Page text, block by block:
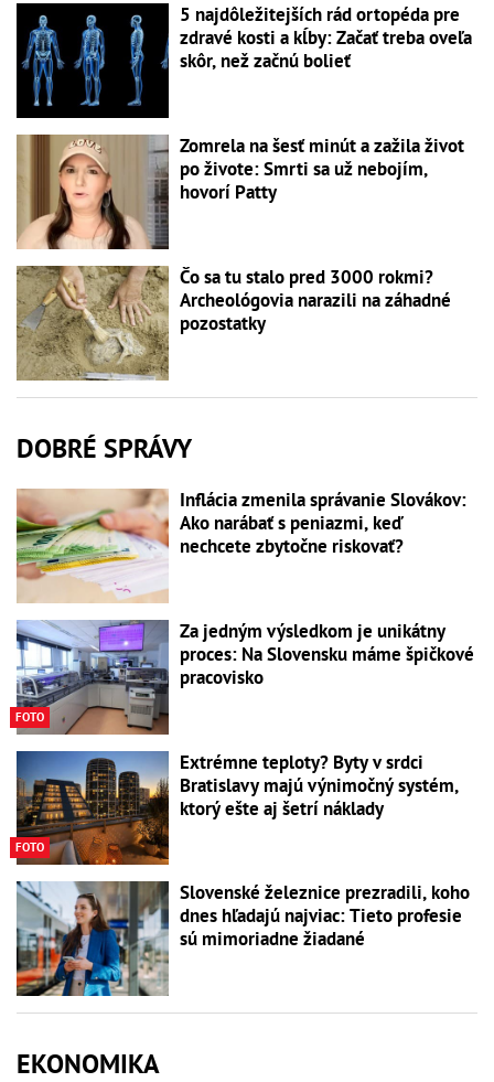
5 najdôležitejších rád ortopéda pre
zdravé kosti a kĺby: Začať treba oveľa
skôr, než začnú bolieť
Zomrela na šesť minút a zažila život
po živote: Smrti sa už nebojím,
hovorí Patty
Čo sa tu stalo pred 3000 rokmi?
Archeológovia narazili na záhadné
pozostatky
DOBRÉ SPRÁVY
Inflácia zmenila správanie Slovákov:
Ako narábať s peniazmi, keď
nechcete zbytočne riskovať?
FOTO
Za jedným výsledkom je unikátny
proces: Na Slovensku máme špičkové
pracovisko
FOTO
Extrémne teploty? Byty v srdci
Bratislavy majú výnimočný systém,
ktorý ešte aj šetrí náklady
Slovenské železnice prezradili, koho
dnes hľadajú najviac: Tieto profesie
sú mimoriadne žiadané
EKONOMIKA